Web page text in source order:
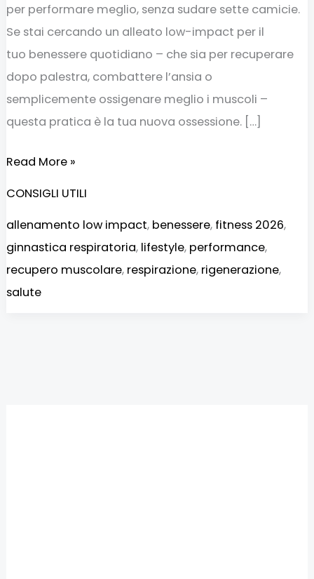
per performare meglio, senza sudare sette camicie.
Se stai cercando un alleato low-impact per il
tuo benessere quotidiano – che sia per recuperare
dopo palestra, combattere l’ansia o
semplicemente ossigenare meglio i muscoli –
questa pratica è la tua nuova ossessione. […]
Read More »
CONSIGLI UTILI
allenamento low impact, benessere, fitness 2026,
ginnastica respiratoria, lifestyle, performance,
recupero muscolare, respirazione, rigenerazione,
salute